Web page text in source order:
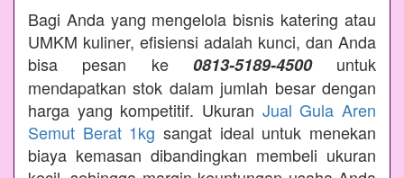
Bagi Anda yang mengelola bisnis katering atau
UMKM kuliner, efisiensi adalah kunci, dan Anda
bisa pesan ke 0813-5189-4500untuk
mendapatkan stok dalam jumlah besar dengan
harga yang kompetitif. Ukuran Jual Gula Aren
Semut Berat 1kg sangat ideal untuk menekan
biaya kemasan dibandingkan membeli ukuran